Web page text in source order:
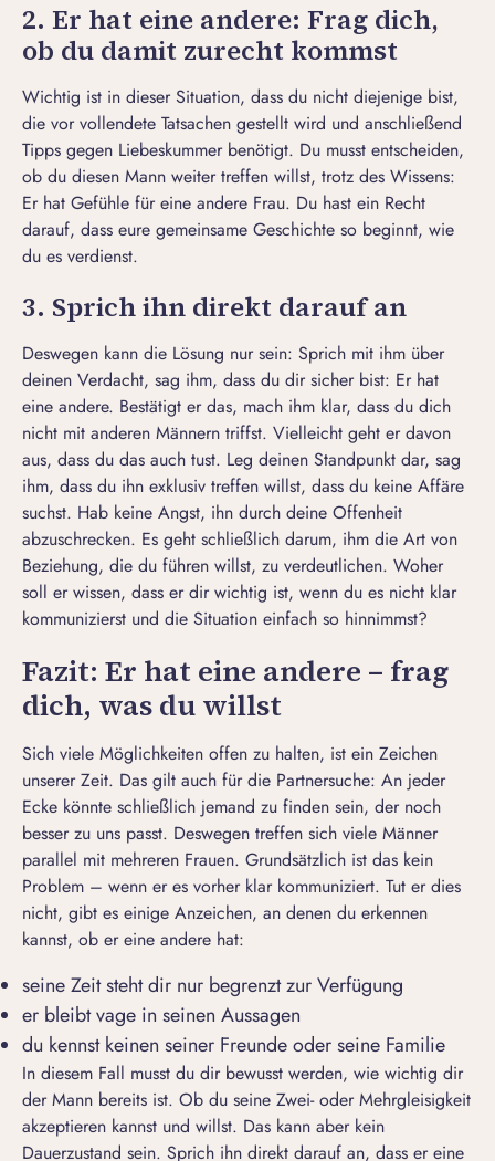
2. Er hat eine andere: Frag dich,
ob du damit zurecht kommst
Wichtig ist in dieser Situation, dass du nicht diejenige bist,
die vor vollendete Tatsachen gestellt wird und anschließend
Tipps gegen Liebeskummerbenötigt. Du musst entscheiden,
ob du diesen Mann weiter treffen willst, trotz des Wissens:
Er hat Gefühle für eine andere Frau. Du hast ein Recht
darauf, dass eure gemeinsame Geschichte so beginnt, wie
du es verdienst.
3. Sprich ihn direkt darauf an
Deswegen kann die Lösung nur sein: Sprich mit ihm über
deinen Verdacht, sag ihm, dass du dir sicher bist: Er hat
eine andere. Bestätigt er das, mach ihm klar, dass du dich
nicht mit anderen Männern triffst. Vielleicht geht er davon
aus, dass du das auch tust. Leg deinen Standpunkt dar, sag
ihm, dass du ihn exklusiv treffen willst, dass du keine Affäre
suchst. Hab keine Angst, ihn durch deine Offenheit
abzuschrecken. Es geht schließlich darum, ihm die Art von
Beziehung, die du führen willst, zu verdeutlichen. Woher
soll er wissen, dass er dir wichtig ist, wenn du es nicht klar
kommunizierst und die Situation einfach so hinnimmst?
Fazit: Er hat eine andere – frag
dich, was du willst
Sich viele Möglichkeiten offen zu halten, ist ein Zeichen
unserer Zeit. Das gilt auch für die Partnersuche: An jeder
Ecke könnte schließlich jemand zu finden sein, der noch
besser zu uns passt. Deswegen treffen sich viele Männer
parallel mit mehreren Frauen. Grundsätzlich ist das kein
Problem – wenn er es vorher klar kommuniziert. Tut er dies
nicht, gibt es einige Anzeichen, an denen du erkennen
kannst, ob er eine andere hat:
seine Zeit steht dir nur begrenzt zur Verfügung
er bleibt vage in seinen Aussagen
du kennst keinen seiner Freunde oder seine Familie
In diesem Fall musst du dir bewusst werden, wie wichtig dir
der Mann bereits ist. Ob du seine Zwei- oder Mehrgleisigkeit
akzeptieren kannst und willst. Das kann aber kein
Dauerzustand sein. Sprich ihn direkt darauf an, dass er eine